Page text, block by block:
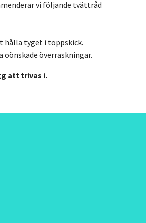
vi följande tvättråd
hålla tyget i toppskick.
överraskningar.
att trivas i.